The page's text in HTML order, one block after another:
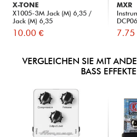
X-TONE
X1005-3M Jack (M) 6,35 /
Jack (M) 6,35
10.00 €
MXR
7.75
VERGLEICHEN SIE MIT
BASS EFFEKTE